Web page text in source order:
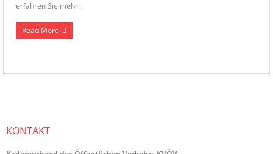
erfahren Sie mehr.
Read More
KONTAKT